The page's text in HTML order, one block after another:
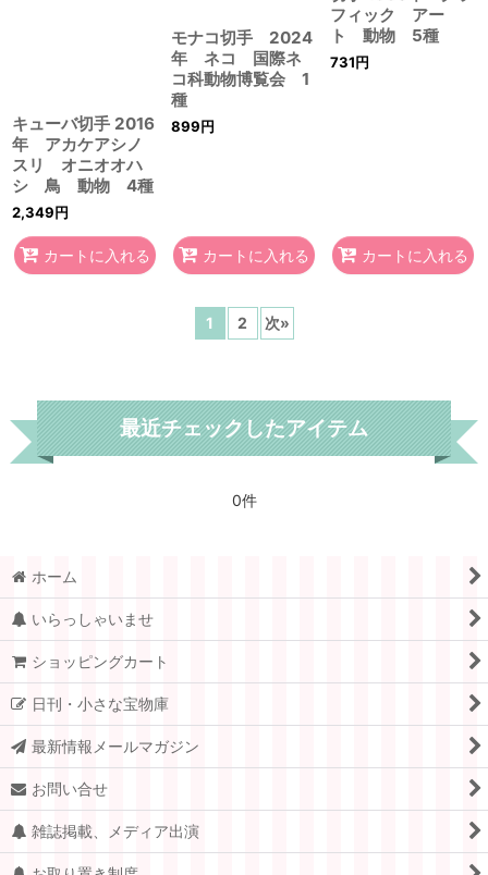
キューバ切手 2016
年 アカケアシノ
スリ オニオオハ
シ 鳥 動物 4種
2,349円
カートに入れる
モナコ切手 2024
年 ネコ 国際ネ
コ科動物博覧会 1
種
899円
カートに入れる
フィック アー
ト 動物 5種
731円
カートに入れる
1 2 次»
最近チェックしたアイテム
0件
ホーム
いらっしゃいませ
ショッピングカート
日刊・小さな宝物庫
最新情報メールマガジン
お問い合せ
雑誌掲載、メディア出演